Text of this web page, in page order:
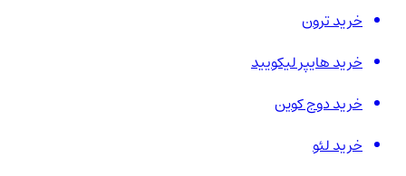
خرید ترون
خرید هایپر لیکویید
خرید دوج کوین
خرید لئو